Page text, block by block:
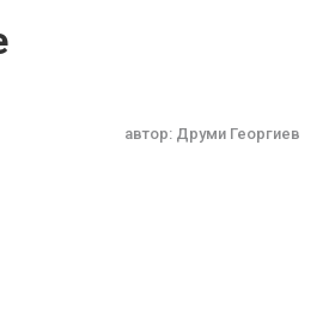
автор: Друми Георгиев